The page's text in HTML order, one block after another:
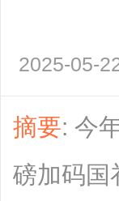
2025-05-
摘要: 今
磅加码国